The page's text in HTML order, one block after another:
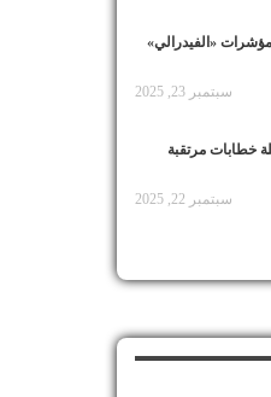
مؤشرات «الفيدرالي»
سبتمبر 23, 2025
خطابات مرتقبة
سبتمبر 22, 2025